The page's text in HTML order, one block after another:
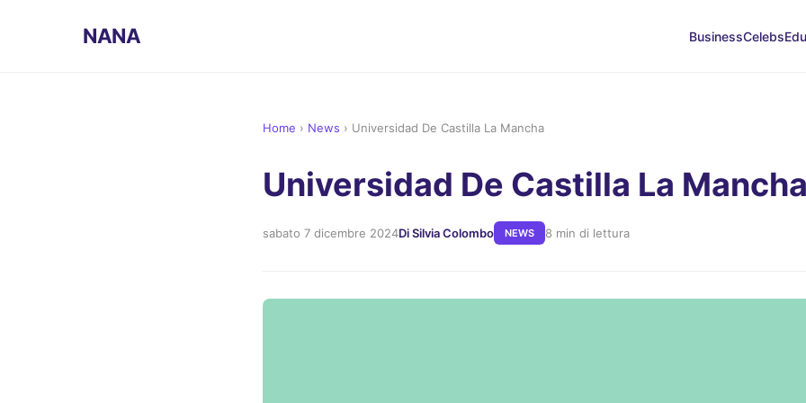
NANA BusinessCelebs
Home › News › Universidad De Castilla La Mancha
Universidad De Castilla La Mancha
sabato 7 dicembre 2024Di Silvia Colombo NEWS 8 min di lettura